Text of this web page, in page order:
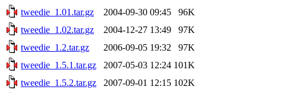
tweedie_1.01.tar.gz
2004-09-30 09:45
96K
tweedie_1.02.tar.gz
2004-12-27 13:49
97K
tweedie_1.2.tar.gz
2006-09-05 19:32
97K
tweedie_1.5.1.tar.gz
2007-05-03 12:24 101K
tweedie_1.5.2.tar.gz
2007-09-01 12:15 102K